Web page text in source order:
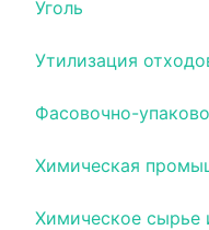
Уголь
Утилизация
Фасовочно-
Химическая
Химическое сырье